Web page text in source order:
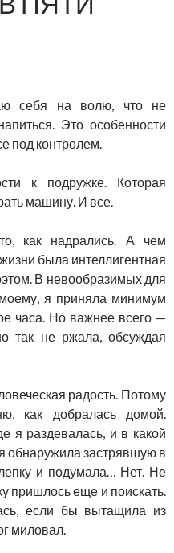
себя на волю, что не
Это особенности
под контролем.
к подружке. Которая
машину. И все.
как надрались. А чем
была интеллигентная
В невообразимых для
я приняла минимум
часа. Но важнее всего —
так не ржала, обсуждая
радость. Потому
как добралась домой.
я раздевалась, и в какой
обнаружила застрявшую в
и подумала… Нет. Не
пришлось еще и поискать.
если бы вытащила из
миловал.